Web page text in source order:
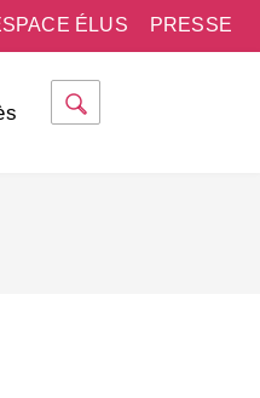
PRESSE
ÉLUS